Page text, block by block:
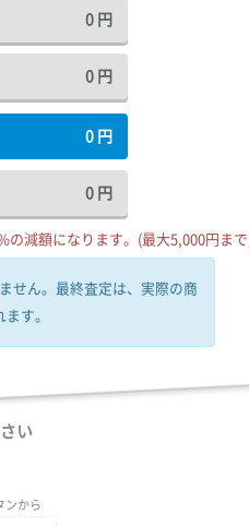
0 円
0 円
0 円
0 円
減額になります。(最大5,000円ま
せん。 最終査定は、実際の商
す。
い
ンから